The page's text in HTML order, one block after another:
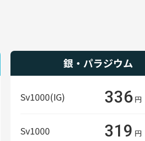
銀・パラジウム
Sv1000(IG) 336 円
Sv1000 319 円